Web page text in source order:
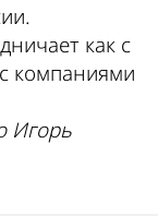
как с
компаниями
Игорь